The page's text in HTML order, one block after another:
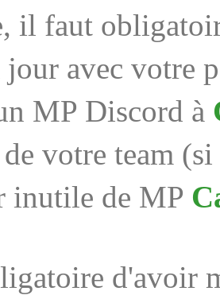
il faut
avec votre
MP Discord à
votre team
inutile de MP
d'avoir